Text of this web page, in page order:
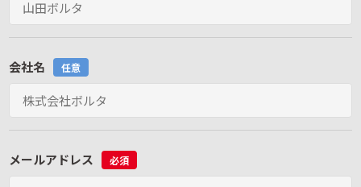
会社名 任意
メールアドレス 必須